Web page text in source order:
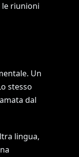
le riunioni
Un
stesso
dal
lingua,